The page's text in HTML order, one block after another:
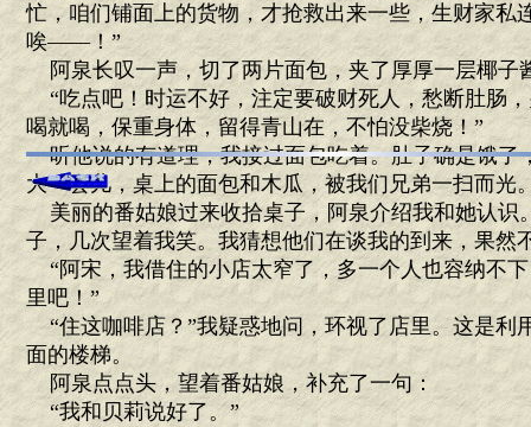
忙，咱们铺面上的货物，才抢救出来一些，生财家私
唉——！”
阿泉长叹一声，切了两片面包，夹了厚厚一层椰子
“吃点吧！时运不好，注定要破财死人，愁断肚肠
喝就喝，保重身体，留得青山在，不怕没柴烧！”
听他说的有道理，我接过面包吃着。肚子确是饿了
大一会儿，桌上的面包和木瓜，被我们兄弟一扫而光
美丽的番姑娘过来收拾桌子，阿泉介绍我和她认识
子，几次望着我笑。我猜想他们在谈我的到来，果然
“阿宋，我借住的小店太窄了，多一个人也容纳不
里吧！”
“住这咖啡店？”我疑惑地问，环视了店里。这是利
面的楼梯。
阿泉点点头，望着番姑娘，补充了一句：
“我和贝莉说好了。”